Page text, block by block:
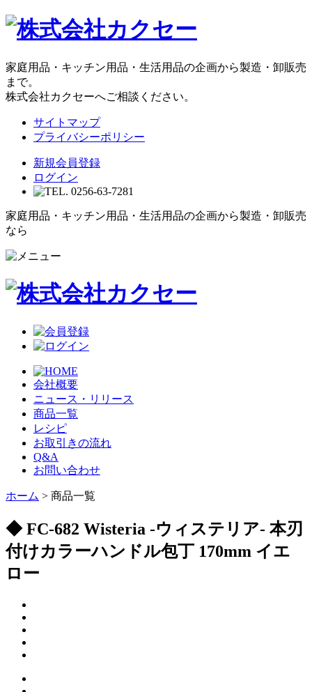
家庭用品・キッチン用品・生活用品の企画から製造・卸販売
まで。
株式会社カクセーへご相談ください。
サイトマップ
プライバシーポリシー
新規会員登録
ログイン
家庭用品・キッチン用品・生活用品の企画から製造・卸販売
なら
会社概要
ニュース・リリース
商品一覧
レシピ
お取引きの流れ
Q&A
お問い合わせ
ホーム > 商品一覧
◆ FC-682 Wisteria -ウィステリア- 本刃
付けカラーハンドル包丁 170mm イエ
ロー